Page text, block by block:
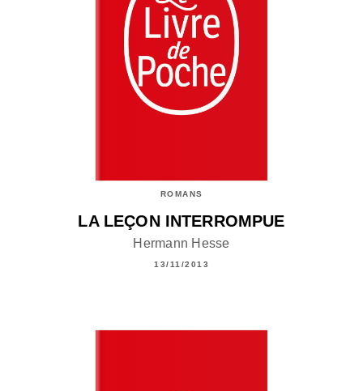
ROMANS
LA LEÇON INTERROMPUE
Hermann Hesse
13/11/2013